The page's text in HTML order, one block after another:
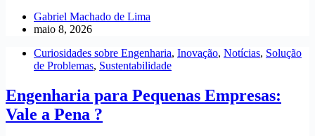
Gabriel Machado de Lima
maio 8, 2026
Curiosidades sobre Engenharia, Inovação, Notícias, Solução
de Problemas, Sustentabilidade
Engenharia para Pequenas Empresas:
Vale a Pena ?